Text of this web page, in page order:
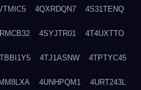
4QXRDQN7 4S31TENQ
4SYJTR01 4T4UXTTO
4TJ1ASNW 4TPTYC45
4UNHPQM1 4URT243L